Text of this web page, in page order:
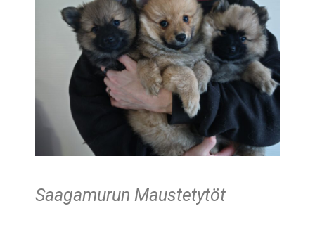
Saagamurun Maustetytöt